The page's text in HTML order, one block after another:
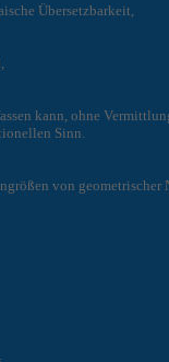
Übersetzbarkeit,
kann, ohne
Sinn.
von